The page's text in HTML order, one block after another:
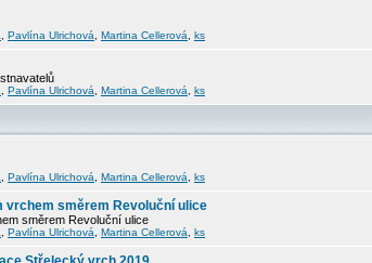
Pavlína Ulrichová Martina Cellerová ks
Pavlína Ulrichová Martina Cellerová ks
Pavlína Ulrichová Martina Cellerová ks
vrchem směrem Revoluční ulice
směrem Revoluční ulice
Pavlína Ulrichová Martina Cellerová ks